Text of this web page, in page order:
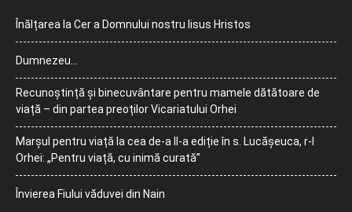
Înălțarea la Cer a Domnului nostru Iisus Hristos
Dumnezeu…
Recunoștință și binecuvântare pentru mamele dătătoare de
viață – din partea preoților Vicariatului Orhei
Marșul pentru viață la cea de-a II-a ediție în s. Lucășeuca, r-l
Orhei: „Pentru viață, cu inimă curată”
Învierea Fiului văduvei din Nain